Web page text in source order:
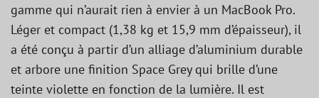
gamme qui n’aurait rien à envier à un MacBook Pro.
Léger et compact (1,38 kg et 15,9 mm d’épaisseur), il
a été conçu à partir d’un alliage d’aluminium durable
et arbore une finition Space Grey qui brille d’une
teinte violette en fonction de la lumière. Il est